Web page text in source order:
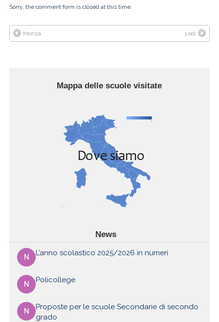
Sorry, the comment form is closed at this time.
Monza Lodi
Mappa delle scuole visitate
News
N L’anno scolastico 2025/2026 in numeri
N Policollege
N
Proposte per le scuole Secondarie di secondo
grado